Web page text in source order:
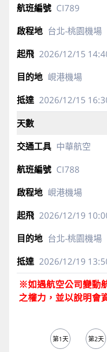
CI789
台北-桃園機場
2026/12/15
峴港機場
2026/12/15
中華航空
CI788
峴港機場
2026/12/19
台北-桃園機場
2026/12/19
※如遇航空公司變動
之權力，並以說明會
第1天 第2天